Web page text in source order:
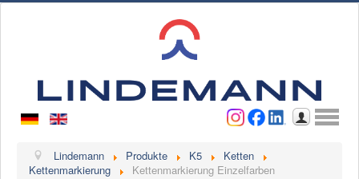
Benutzername
Lindemann
Lindemann Produkte K5
Ketten
Kettenmarkierung
Kettenmarkierung Einzelfarben